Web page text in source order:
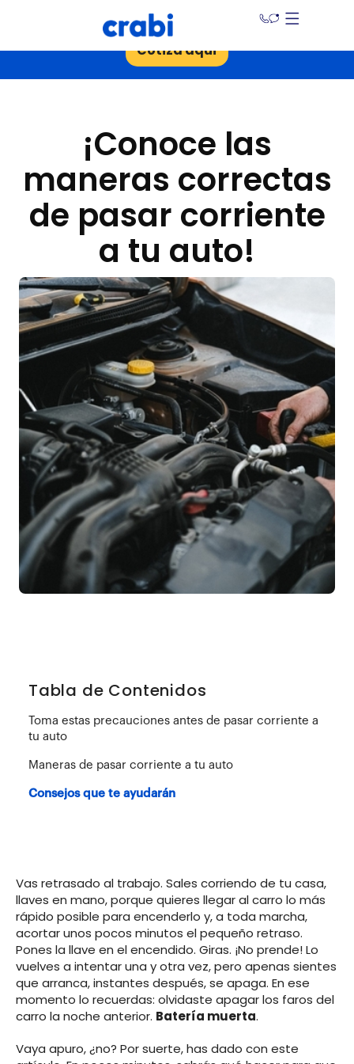
¡Ahorra hasta un 30% en tu seguro de auto!
Cotiza aquí
¡Conoce las
maneras correctas
de pasar corriente
a tu auto!
Tabla de Contenidos
Toma estas precauciones antes de pasar corriente a
tu auto
Maneras de pasar corriente a tu auto
Consejos que te ayudarán
Vas retrasado al trabajo. Sales corriendo de tu casa,
llaves en mano, porque quieres llegar al carro lo más
rápido posible para encenderlo y, a toda marcha,
acortar unos pocos minutos el pequeño retraso.
Pones la llave en el encendido. Giras. ¡No prende! Lo
vuelves a intentar una y otra vez, pero apenas sientes
que arranca, instantes después, se apaga. En ese
momento lo recuerdas: olvidaste apagar los faros del
carro la noche anterior. Batería muerta.
Vaya apuro, ¿no? Por suerte, has dado con este